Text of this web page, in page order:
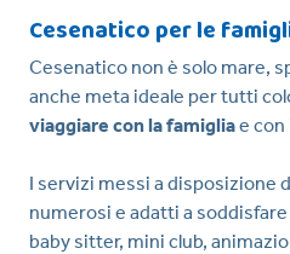
Cesenatico per le
Cesenatico non è solo mare,
anche meta ideale per tutti
viaggiare con la famigliae con
I servizi messi a disposizione
numerosi e adatti a
baby sitter, mini club,